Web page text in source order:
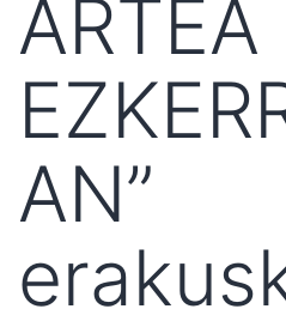
ARTEA
AN”